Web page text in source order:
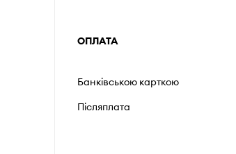
ОПЛАТА
Банківською карткою
Післяплата